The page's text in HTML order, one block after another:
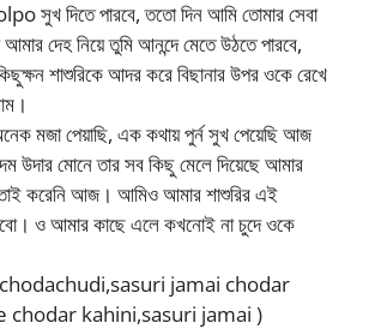
সুখ দিতে পারবে, ততো দিন আমি তোমার সেবা
দেহ নিয়ে তুমি আনন্দে মেতে উঠতে পারবে,
শাশুরিকে আদর করে বিছানার উপর ওকে রেখে
মজা পেয়াছি, এক কথায় পুর্ন সুখ পেয়েছি আজ
উদার মোনে তার সব কিছু মেলে দিয়েছে আমার
করেনি আজ। আমিও আমার শাশুরির এই
ও আমার কাছে এলে কখনোই না চুদে ওকে
jamai chodar
chodar kahini,sasuri jamai )